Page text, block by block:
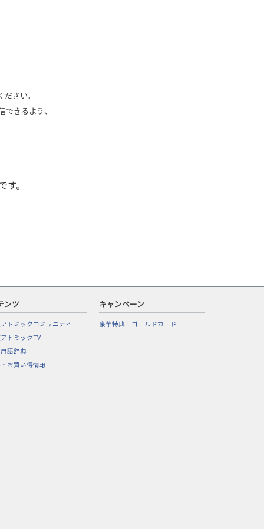
さい。
きるよう、
。
ンツ
トミックコミュニティ
トミックTV
語辞典
お買い得情報
キャンペーン
豪華特典！ゴールドカード